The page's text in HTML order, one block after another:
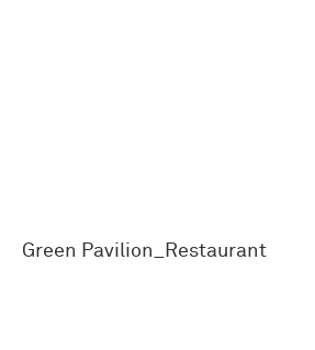
Green Pavilion_Restaurant